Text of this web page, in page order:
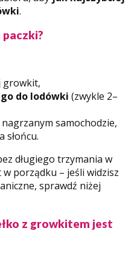
.
growkit,
do lodówki (zwykle 2–
samochodzie,
słońcu.
długiego trzymania w
w porządku – jeśli widzisz
sprawdź niżej
z growkitem jest